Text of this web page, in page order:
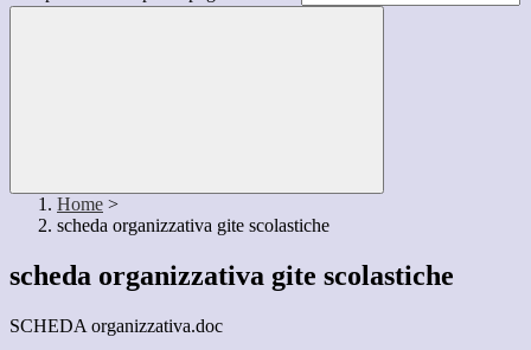
Home >
scheda organizzativa gite scolastiche
scheda organizzativa gite scolastiche
SCHEDA organizzativa.doc